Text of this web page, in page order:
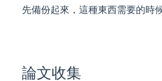
先備份起來，這種東西需要的時
論文收集